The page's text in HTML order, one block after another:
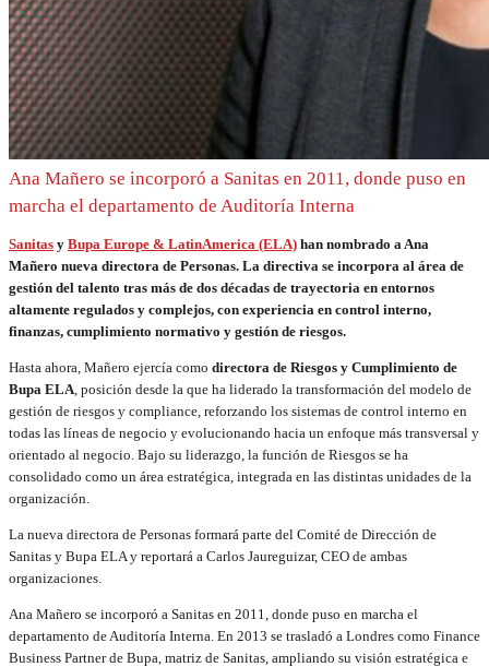
Ana Mañero se incorporó a Sanitas en 2011, donde puso en
marcha el departamento de Auditoría Interna
Sanitas y Bupa Europe & LatinAmerica (ELA) han nombrado a Ana
Mañero nueva directora de Personas. La directiva se incorpora al área de
gestión del talento tras más de dos décadas de trayectoria en entornos
altamente regulados y complejos, con experiencia en control interno,
finanzas, cumplimiento normativo y gestión de riesgos.
Hasta ahora, Mañero ejercía como directora de Riesgos y Cumplimiento de
Bupa ELA, posición desde la que ha liderado la transformación del modelo de
gestión de riesgos y compliance, reforzando los sistemas de control interno en
todas las líneas de negocio y evolucionando hacia un enfoque más transversal y
orientado al negocio. Bajo su liderazgo, la función de Riesgos se ha
consolidado como un área estratégica, integrada en las distintas unidades de la
organización.
La nueva directora de Personas formará parte del Comité de Dirección de
Sanitas y Bupa ELA y reportará a Carlos Jaureguizar, CEO de ambas
organizaciones.
Ana Mañero se incorporó a Sanitas en 2011, donde puso en marcha el
departamento de Auditoría Interna. En 2013 se trasladó a Londres como Finance
Business Partner de Bupa, matriz de Sanitas, ampliando su visión estratégica e